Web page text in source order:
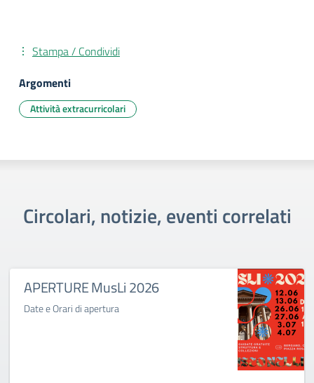
Stampa / Condividi
Argomenti
Attività extracurricolari
Circolari, notizie, eventi correlati
APERTURE MusLi 2026
Date e Orari di apertura